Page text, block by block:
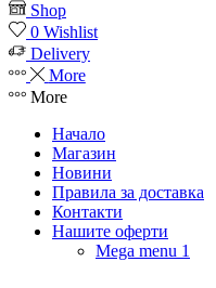
Shop
0 Wishlist
Delivery
More
More
Начало
Магазин
Новини
Правила за доставка
Контакти
Нашите оферти
Mega menu 1